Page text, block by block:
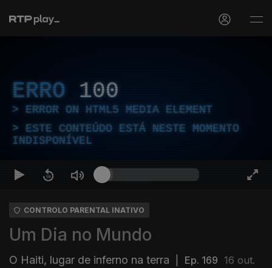
ERRO 100
ERROR ON HTML5 MEDIA ELEMENT
ESTE CONTEÚDO ESTÁ NESTE MOMENTO
INDISPONÍVEL
CONTROLO PARENTAL INATIVO
Um Dia no Mundo
O Haiti, lugar de inferno na terra Ep. 169 16 out.